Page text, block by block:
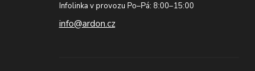
Infolinka v provozu Po–Pá: 8:00–15:00
info@ardon.cz